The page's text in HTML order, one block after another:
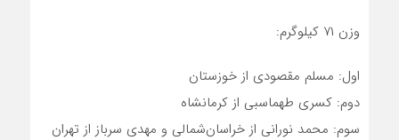
وزن ۷۱ کیلوگرم:
اول: مسلم مقصودی از خوزستان
دوم: کسری طهماسبی از کرمانشاه
سوم: محمد نورانی از خراسان‌شمالی‌ و مهدی سرباز از تهران